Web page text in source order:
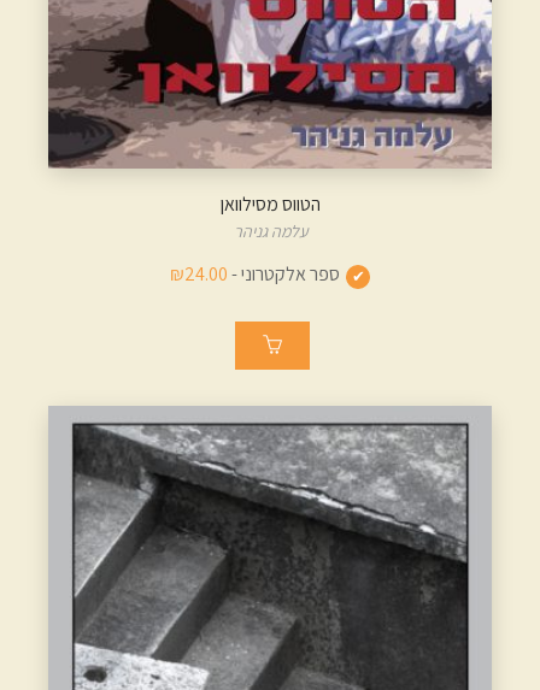
הטווס מסילוואן
עלמה גניהר
ספר אלקטרוני -₪24.00